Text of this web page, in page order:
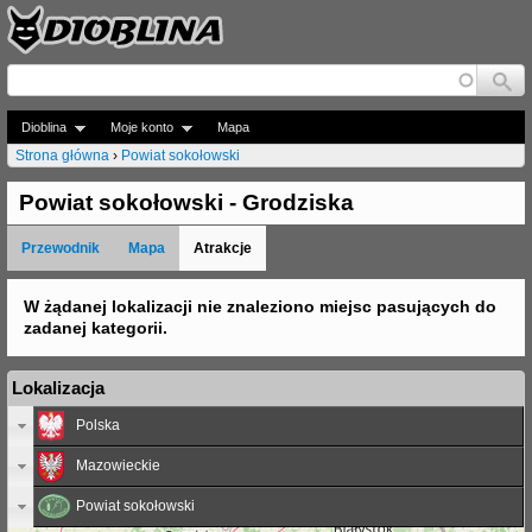
Jump to navigation
Dioblina Moje konto Mapa
J
e
s
e
ś
t
a
Strona główna › Powiat sokołowski
Powiat sokołowski - Grodziska
Przewodnik Mapa Atrakcje
W żądanej lokalizacji nie znaleziono miejsc pasujących do
zadanej kategorii.
Lokalizacja
Polska
Mazowieckie
Powiat sokołowski